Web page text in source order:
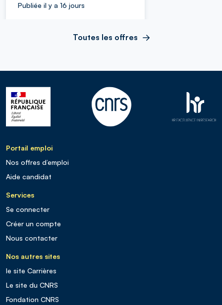
Publiée il y a 16 jours
Toutes les offres
Portail emploi
Nos offres d’emploi
Aide candidat
Services
Se connecter
Créer un compte
Nous contacter
Nos autres sites
le site Carrières
Le site du CNRS
Fondation CNRS